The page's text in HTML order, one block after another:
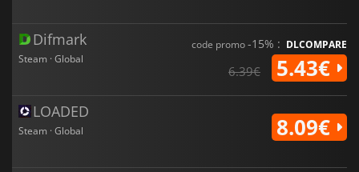
Difmark
Steam · Global
code promo-15% : DLCOMPARE
6.39€ 5.43€
LOADED
Steam · Global 8.09€